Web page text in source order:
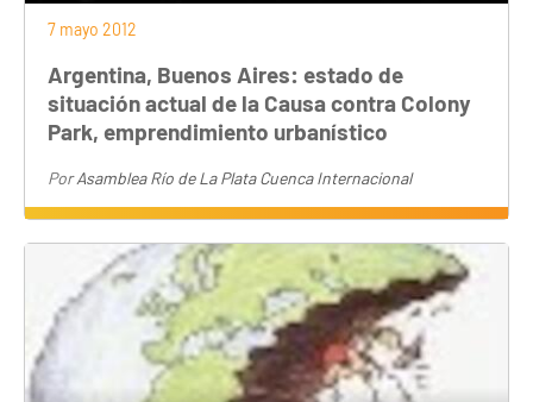
7 mayo 2012
Argentina, Buenos Aires: estado de
situación actual de la Causa contra Colony
Park, emprendimiento urbanístico
PorAsamblea Río de La Plata Cuenca Internacional